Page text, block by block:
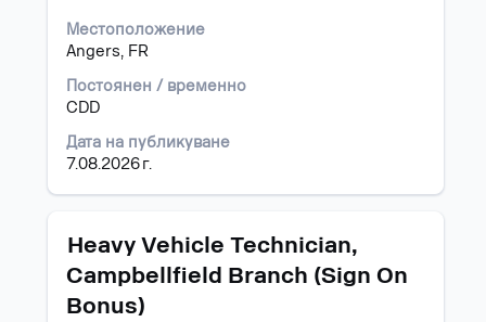
Местоположение
Angers, FR
Постоянен / временно
CDD
Дата на публикуване
7.08.2026 г.
интервал,
за
да
прегледате
съдържание
на
Позиция
Heavy Vehicle Technician,
Campbellfield Branch (Sign On
Bonus)
Изберете
бутона
за